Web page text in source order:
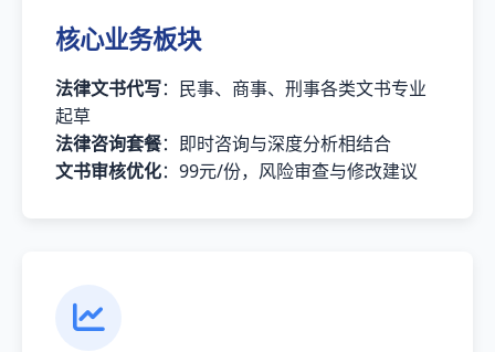
核心业务板块
法律文书代写：民事、商事、刑事各类文书专业
起草
法律咨询套餐：即时咨询与深度分析相结合
文书审核优化：99元/份，风险审查与修改建议